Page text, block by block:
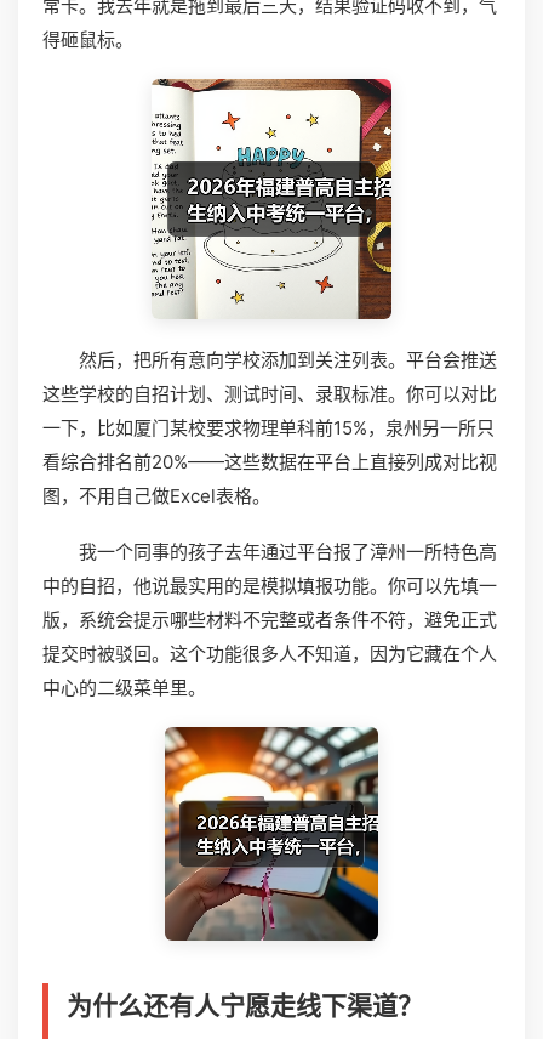
常卡。我去年就是拖到最后三天，结果验证码收不到，气
得砸鼠标。
然后，把所有意向学校添加到关注列表。平台会推送
这些学校的自招计划、测试时间、录取标准。你可以对比
一下，比如厦门某校要求物理单科前15%，泉州另一所只
看综合排名前20%——这些数据在平台上直接列成对比视
图，不用自己做Excel表格。
我一个同事的孩子去年通过平台报了漳州一所特色高
中的自招，他说最实用的是模拟填报功能。你可以先填一
版，系统会提示哪些材料不完整或者条件不符，避免正式
提交时被驳回。这个功能很多人不知道，因为它藏在个人
中心的二级菜单里。
为什么还有人宁愿走线下渠道？